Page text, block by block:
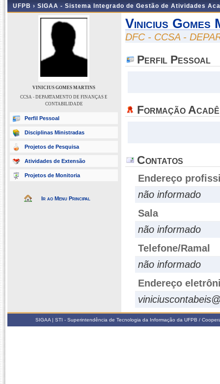
UFPB › SIGAA - Sistema Integrado de Gestão de Atividades
VINICIUS GOMES MARTINS
CCSA - DEPARTAMENTO DE FINANÇAS E
CONTABILIDADE
Perfil Pessoal
Disciplinas Ministradas
Projetos de Pesquisa
Atividades de Extensão
Projetos de Monitoria
Ir ao Menu Principal
Vinicius Gomes
DFC - CCSA -
Perfil Pessoal
Formação
Contatos
Endereço
não informado
Sala
não informado
Telefone/Ramal
não informado
Endereço
SIGAA | STI - Superintendência de Tecnologia da Informação da UFPB /